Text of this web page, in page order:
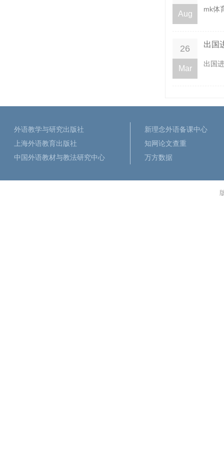
Aug
mk体
26
Mar
出国
出国
外语教学与研究出版社
上海外语教育出版社
中国外语教材与教法研究中心
新理念外语备课中心
知网论文查重
万方数据